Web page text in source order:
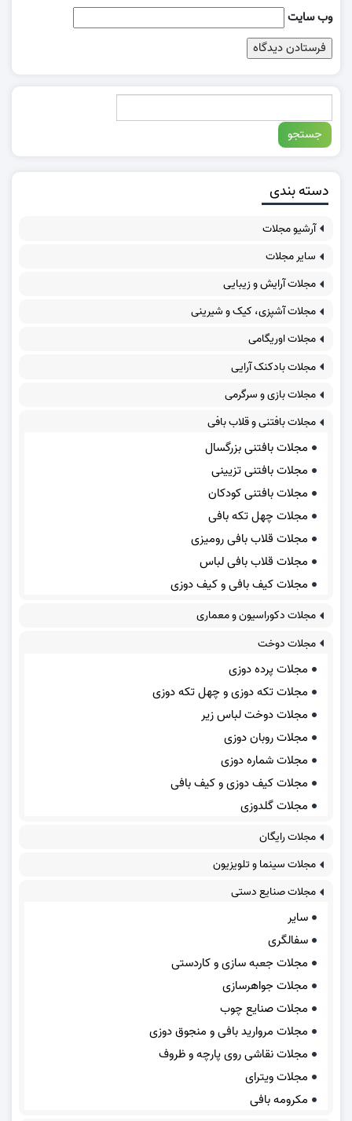
وب‌ سایت
دسته بندی
آرشیو مجلات
سایر مجلات
مجلات آرایش و زیبایی
مجلات آشپزی، کیک و شیرینی
مجلات اوریگامی
مجلات بادکنک آرایی
مجلات بازی و سرگرمی
مجلات بافتنی و قلاب بافی
مجلات بافتنی بزرگسال
مجلات بافتنی تزیینی
مجلات بافتنی کودکان
مجلات چهل تکه بافی
مجلات قلاب بافی رومیزی
مجلات قلاب بافی لباس
مجلات کیف بافی و کیف دوزی
مجلات دکوراسیون و معماری
مجلات دوخت
مجلات پرده دوزی
مجلات تکه دوزی و چهل تکه دوزی
مجلات دوخت لباس زیر
مجلات روبان دوزی
مجلات شماره دوزی
مجلات کیف دوزی و کیف بافی
مجلات گلدوزی
مجلات رایگان
مجلات سینما و تلویزیون
مجلات صنایع دستی
سایر
سفالگری
مجلات جعبه سازی و کاردستی
مجلات جواهرسازی
مجلات صنایع چوب
مجلات مروارید بافی و منجوق دوزی
مجلات نقاشی روی پارچه و ظروف
مجلات ویترای
مکرومه بافی